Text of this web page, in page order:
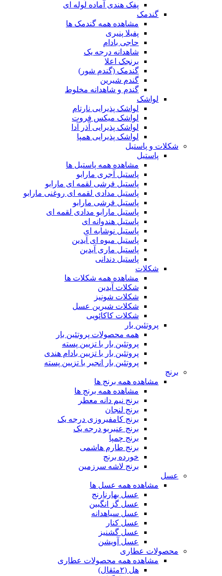
پفک هندی آماده لوله ای
گندمک
مشاهده همه گندمک ها
پفیلا پنیری
حاجی بادام
شاهدانه درجه یک
برنجک اعلا
گندمک (گندم شور)
گندم شیرین
گندم و شاهدانه مخلوط
لواشک
لواشک پذیرایی نارتام
لواشک میکس فروت
لواشک پذیرایی آذر آدا
لواشک پذیرایی همپا
شکلات و پاستیل
پاستیل
مشاهده همه پاستیل ها
پاستیل آجری مارابو
پاستیل فرشی لقمه ای مارابو
پاستیل مدادی لقمه ای روغنی مارابو
پاستیل فرشی مارابو
پاستیل مارابو مدادی لقمه ای
پاستیل هندوانه ای
پاستیل نوشابه ای
پاستیل میوه ای آیدین
پاستیل ماری آیدین
پاستیل دندانی
شکلات
مشاهده همه شکلات ها
شکلات آیدین
شکلات شونیز
شکلات شیرین عسل
شکلات کاکائویی
پروتئین بار
همه محصولات پروتئین بار
پروتئین بار با تزیین پسته
پروتئین بار با تزیین بادام هندی
پروتئین بار انجیر با تزیین پسته
برنج
مشاهده همه برنج ها
مشاهده همه برنج ها
برنج نیم دانه معطر
برنج لنجان
برنج کامفیروزی درجه یک
برنج عنبربو درجه یک
برنج چمپا
برنج طارم هاشمی
خورده برنج
برنج لاشه سرزمین
عسل
مشاهده همه عسل ها
عسل بهارنارنج
عسل گز انگبین
عسل سیاهدانه
عسل کنار
عسل گشنیز
عسل آویشن
محصولات عطاری
مشاهده همه محصولات عطاری
هل (۲مثقال)